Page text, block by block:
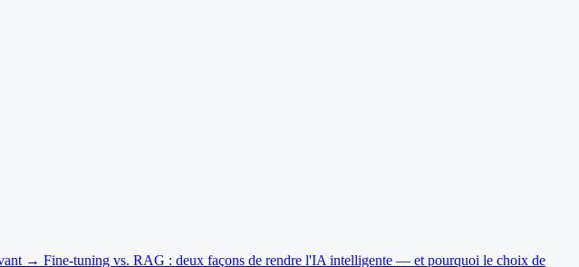
→ Fine-tuning vs. RAG : deux façons de rendre l'IA intelligente — et pourquoi le choix de